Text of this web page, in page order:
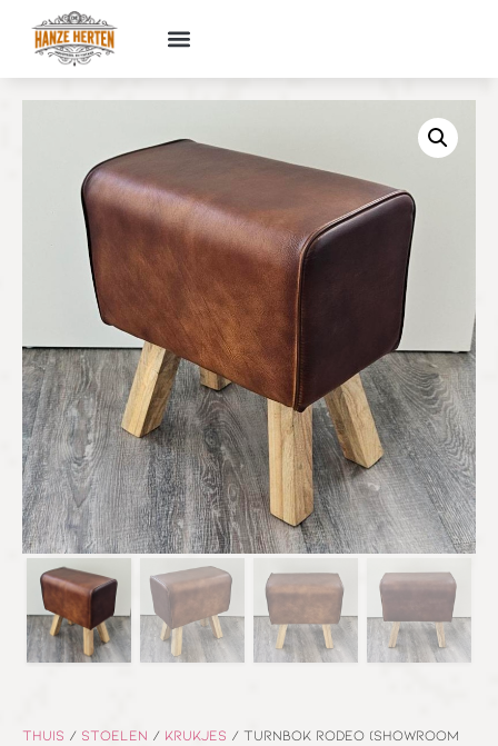
Thuis / Stoelen / Krukjes / TURNBOK RODEO (SHOWROOM